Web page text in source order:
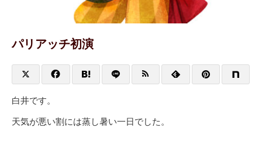
パリアッチ初演
白井です。
天気が悪い割には蒸し暑い一日でした。